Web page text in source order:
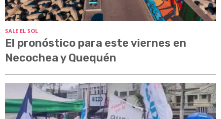
SALE EL SOL
El pronóstico para este viernes en
Necochea y Quequén